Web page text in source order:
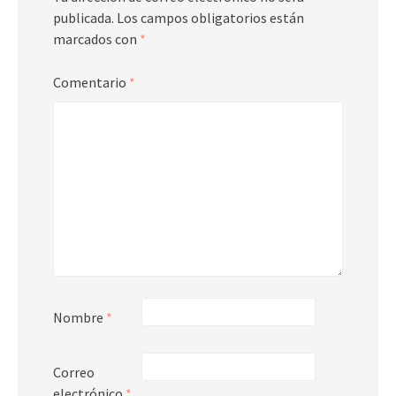
publicada. Los campos obligatorios están
marcados con *
Comentario *
Nombre *
Correo